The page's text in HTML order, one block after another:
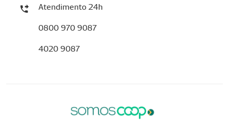
Atendimento 24h
0800 970 9087
4020 9087